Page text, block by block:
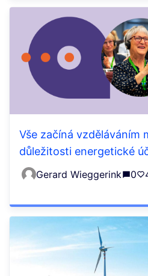
Vše začíná vzděláváním
důležitosti energetické
Gerard Wieggerink 0